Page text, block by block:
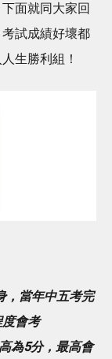
面就同大家回
試成績好壞都
生勝利組！
，當年中五考完
會考
為5分，最高會